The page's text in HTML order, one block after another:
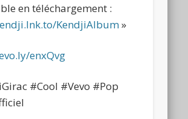
en téléchargement :
KendjiAlbum»
enxQvg
#Cool #Vevo #Pop